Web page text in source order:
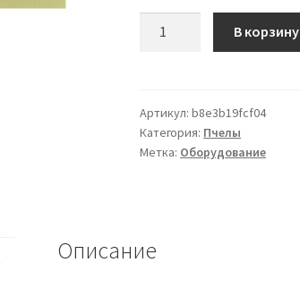
refractometer
В корзину
Артикул:b8e3b19fcf04
Категория: Пчелы
Метка: Оборудование
Описание